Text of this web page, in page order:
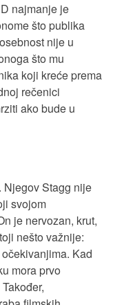
najmanje je
što publika
nije u
što mu
koji kreće prema
rečenici
ako bude u
Njegov Stagg nije
svojom
je nervozan, krut,
nešto važnije:
Kad
mora prvo